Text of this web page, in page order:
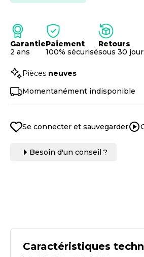
Caractéristiques
Garantie
2 ans
Paiement
100% sécurisé
Retours
sous 30
Pièces neuves
Momentanément indisponible
Se connecter et sauvegarder
Besoin d'un conseil ?